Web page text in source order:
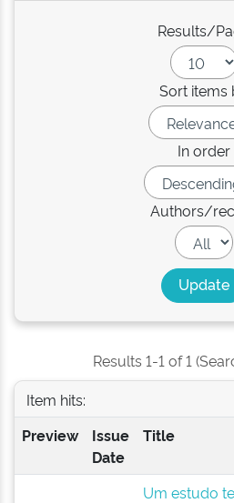
Results/
Sort items
In order
Authors/
Results 1-1 of 1
Item hits:
Preview
Issue
Date
Title
Um estudo